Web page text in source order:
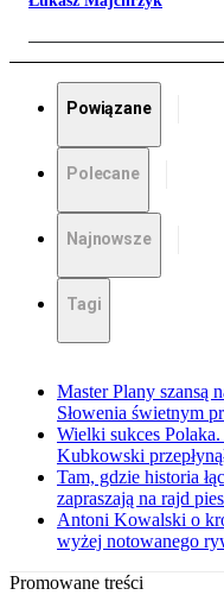
Powiązane
Polecane
Najnowsze
Tagi
Master Plany szansą
Słowenia świetnym
Wielki sukces
Kubkowski
Tam, gdzie historia
zapraszają na rajd
Antoni Kowalski o
wyżej notowanego
Promowane treści